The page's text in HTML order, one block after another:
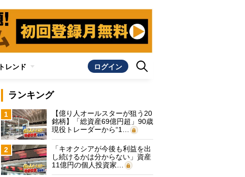
トレンド ログイン
ランキング
1
【億り人オールスターが狙う20
銘柄】「総資産69億円超」90歳
現役トレーダーから“1…
2
「キオクシアが今後も利益を出
し続けるかは分からない」資産
11億円の個人投資家…